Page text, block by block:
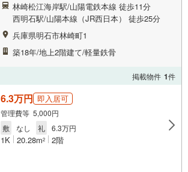
林崎松江海岸駅/山陽電鉄本線 徒歩11分
西明石駅/山陽本線（JR西日本） 徒歩25分
兵庫県明石市林崎町1
築18年/地上2階建て/軽量鉄骨
掲載物件 1件
6.3万円 即入居可
管理費等 5,000円
敷
なし 礼 6.3万円
1K 20.28m2 2階